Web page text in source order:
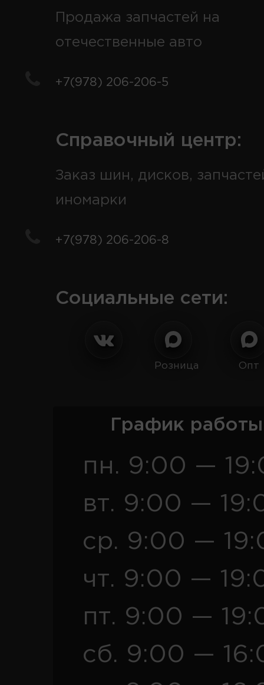
Продажа запчастей на
отечественные авто
+7(978) 206-206-5
Справочный центр:
Заказ шин, дисков,
иномарки
+7(978) 206-206-8
Социальные сети:
Розница Опт
График
пн. 9:00 —
вт. 9:00 —
ср. 9:00 —
чт. 9:00 —
пт. 9:00 —
сб. 9:00 —